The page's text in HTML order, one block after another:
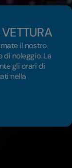
il nostro
noleggio. La
gli orari di
nella